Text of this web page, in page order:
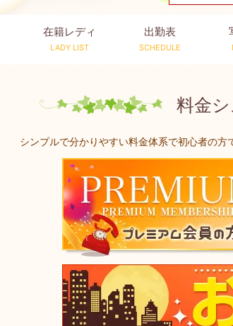
在籍レディ
LADY LIST
出勤表
SCHEDULE
料金
シンプルで分かりやすい料金体系で初心者の方